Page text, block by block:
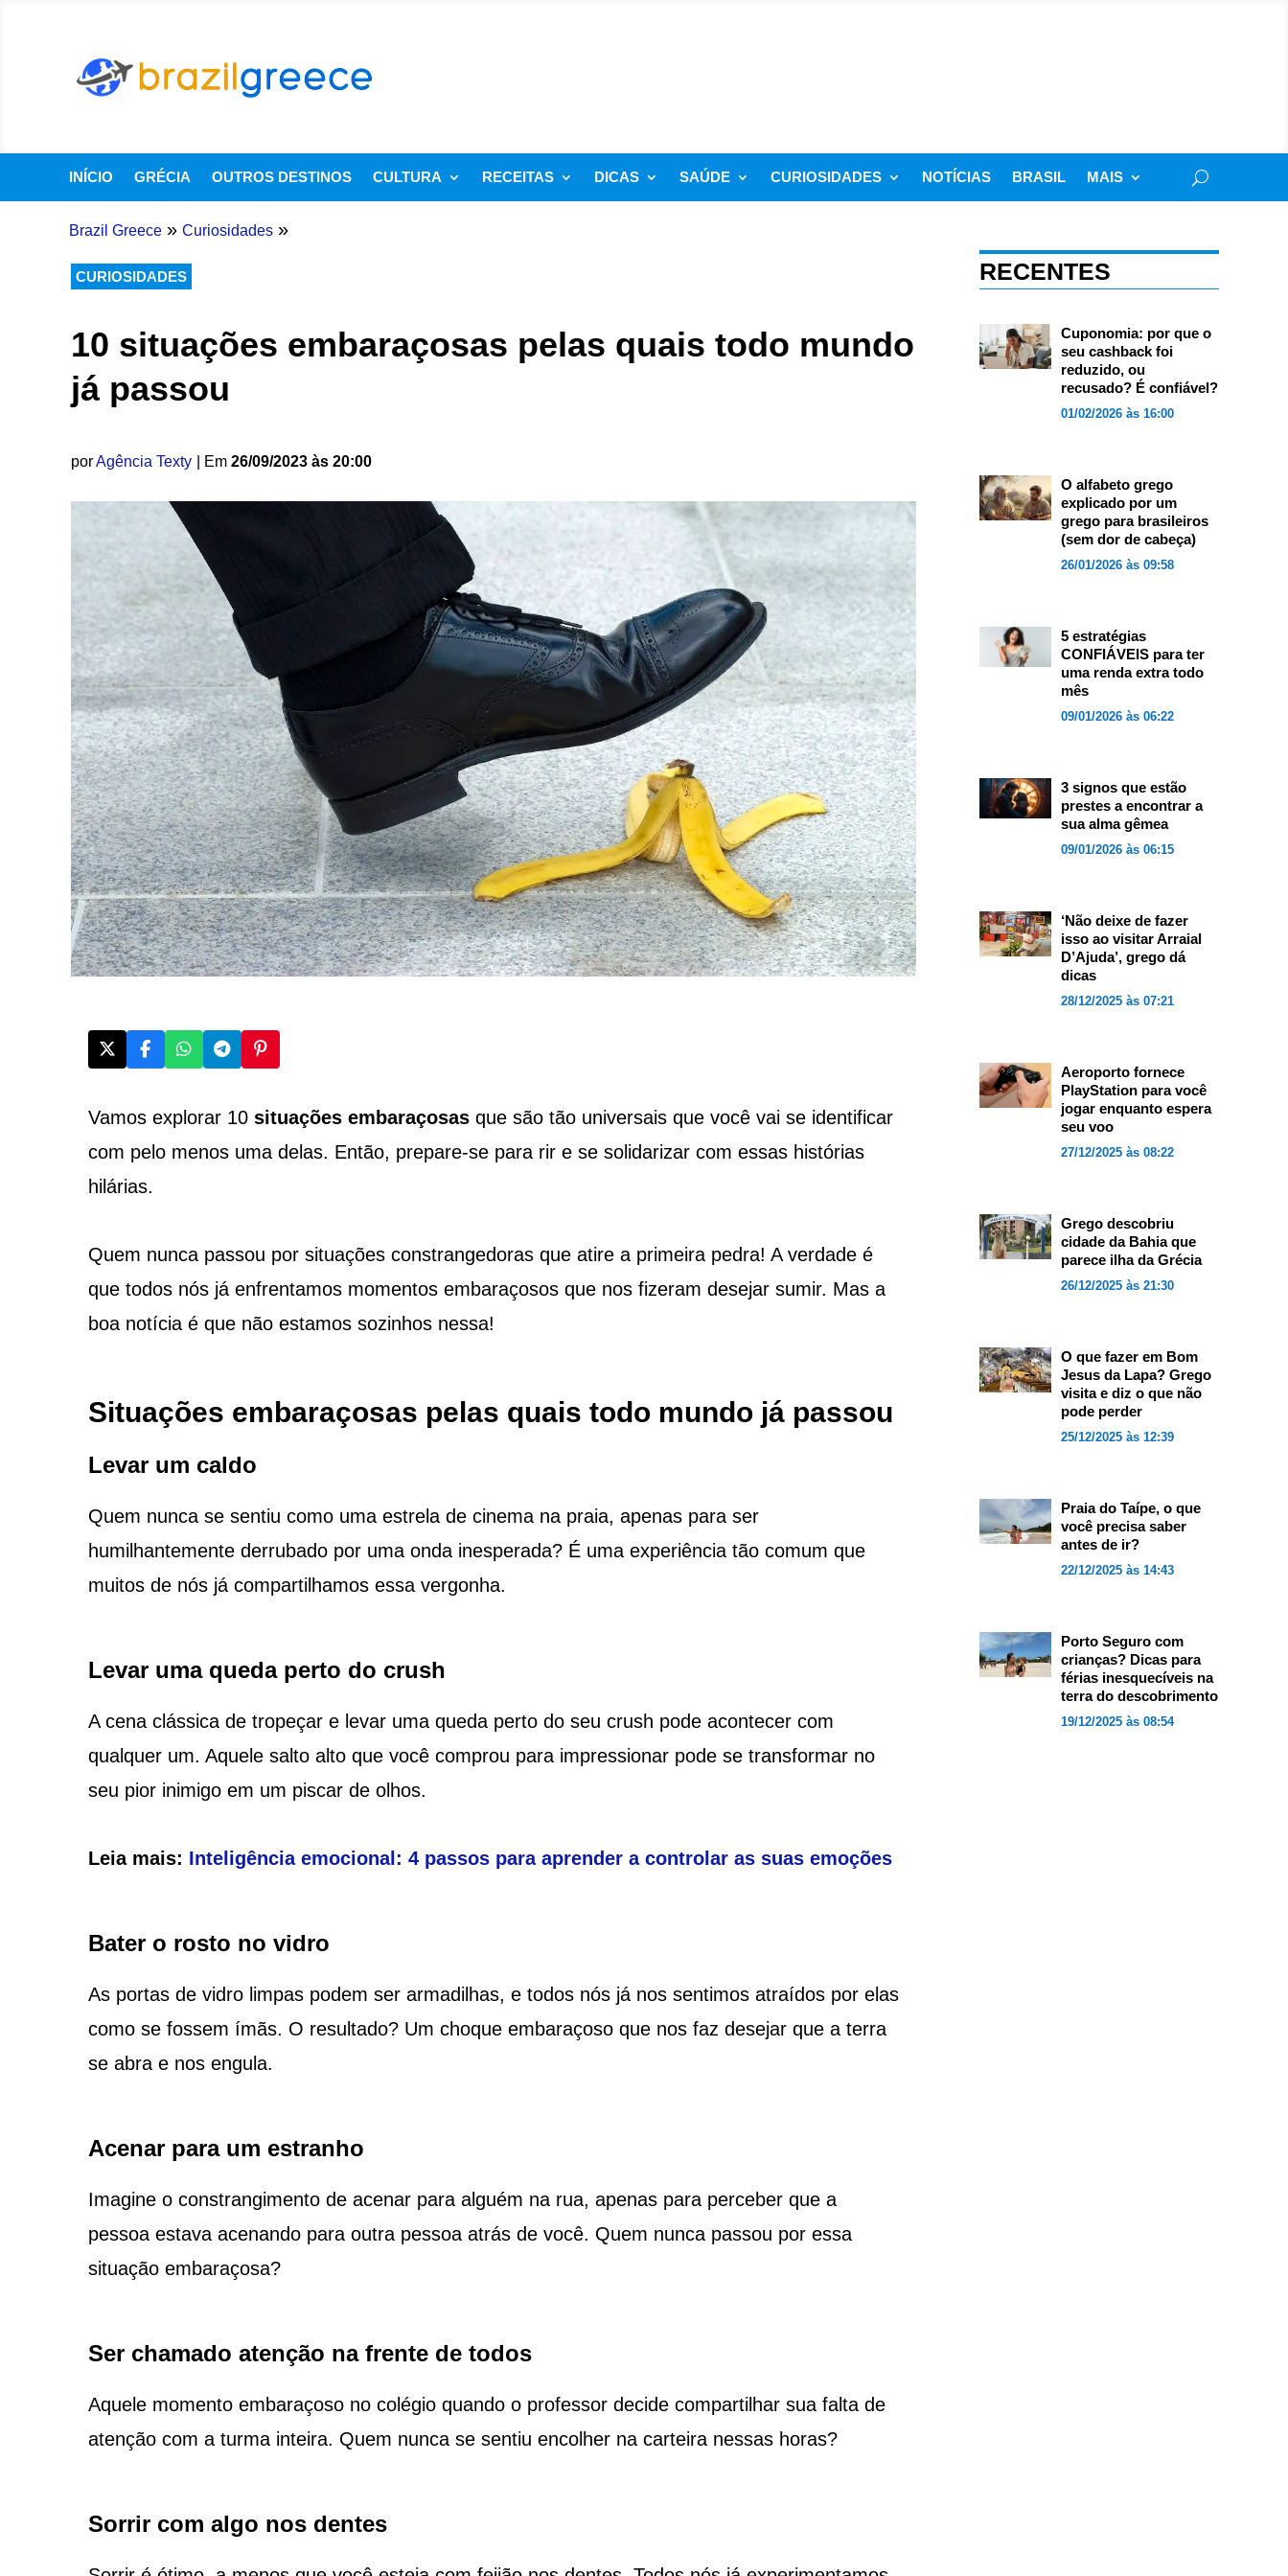
INÍCIO GRÉCIA OUTROS DESTINOS CULTURA RECEITAS DICAS SAÚDE CURIOSIDADES NOTÍCIAS BRASIL MAIS
Brazil Greece » Curiosidades »
CURIOSIDADES
10 situações embaraçosas pelas quais todo mundo
já passou
porAgência Texty | Em 26/09/2023 às 20:00
Vamos explorar 10 situações embaraçosas que são tão universais que você vai se identificar
com pelo menos uma delas. Então, prepare-se para rir e se solidarizar com essas histórias
hilárias.
Quem nunca passou por situações constrangedoras que atire a primeira pedra! A verdade é
que todos nós já enfrentamos momentos embaraçosos que nos fizeram desejar sumir. Mas a
boa notícia é que não estamos sozinhos nessa!
Situações embaraçosas pelas quais todo mundo já passou
Levar um caldo
Quem nunca se sentiu como uma estrela de cinema na praia, apenas para ser
humilhantemente derrubado por uma onda inesperada? É uma experiência tão comum que
muitos de nós já compartilhamos essa vergonha.
Levar uma queda perto do crush
A cena clássica de tropeçar e levar uma queda perto do seu crush pode acontecer com
qualquer um. Aquele salto alto que você comprou para impressionar pode se transformar no
seu pior inimigo em um piscar de olhos.
Leia mais: Inteligência emocional: 4 passos para aprender a controlar as suas emoções
Bater o rosto no vidro
As portas de vidro limpas podem ser armadilhas, e todos nós já nos sentimos atraídos por elas
como se fossem ímãs. O resultado? Um choque embaraçoso que nos faz desejar que a terra
se abra e nos engula.
Acenar para um estranho
Imagine o constrangimento de acenar para alguém na rua, apenas para perceber que a
pessoa estava acenando para outra pessoa atrás de você. Quem nunca passou por essa
situação embaraçosa?
Ser chamado atenção na frente de todos
Aquele momento embaraçoso no colégio quando o professor decide compartilhar sua falta de
atenção com a turma inteira. Quem nunca se sentiu encolher na carteira nessas horas?
Sorrir com algo nos dentes
RECENTES
Cuponomia: por que o
seu cashback foi
reduzido, ou
recusado? É confiável?
01/02/2026 às 16:00
O alfabeto grego
explicado por um
grego para brasileiros
(sem dor de cabeça)
26/01/2026 às 09:58
5 estratégias
CONFIÁVEIS para ter
uma renda extra todo
mês
09/01/2026 às 06:22
3 signos que estão
prestes a encontrar a
sua alma gêmea
09/01/2026 às 06:15
‘Não deixe de fazer
isso ao visitar Arraial
D’Ajuda’, grego dá
dicas
28/12/2025 às 07:21
Aeroporto fornece
PlayStation para você
jogar enquanto espera
seu voo
27/12/2025 às 08:22
Grego descobriu
cidade da Bahia que
parece ilha da Grécia
26/12/2025 às 21:30
O que fazer em Bom
Jesus da Lapa? Grego
visita e diz o que não
pode perder
25/12/2025 às 12:39
Praia do Taípe, o que
você precisa saber
antes de ir?
22/12/2025 às 14:43
Porto Seguro com
crianças? Dicas para
férias inesquecíveis na
terra do descobrimento
19/12/2025 às 08:54